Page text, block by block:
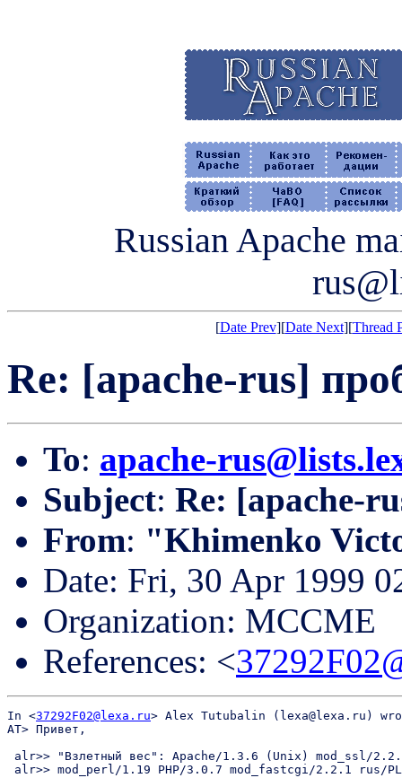
Russian Apache
[Date Prev][Date Next][Thread
Re: [apache-rus]
To: apache-
Subject: Re: [apache-
From: "Khimenko
Date: Fri, 30 Apr 1999
Organization: MCCME
References: <
In <37292F02@lexa.ru> Alex Tutubalin (lexa@lexa.ru)
AT> Привет,
alr>> "Взлетный вес": Apache/1.3.6 (Unix) mod_ssl/
alr>> mod_perl/1.19 PHP/3.0.7 mod_fastcgi/2.2.1 rus/